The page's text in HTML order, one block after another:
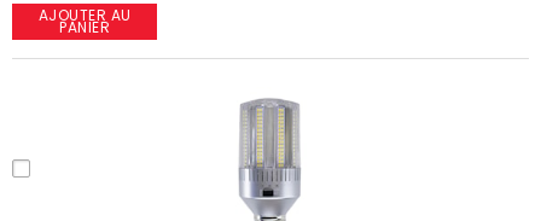
AJOUTER AU
PANIER